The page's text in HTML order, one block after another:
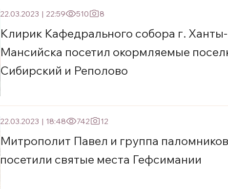
22.03.2023 | 22:59 510 8
Клирик Кафедрального собора г. Ханты-
Мансийска посетил окормляемые
Сибирский и Реполово
22.03.2023 | 18:48 742 12
Митрополит Павел и группа паломников
посетили святые места Гефсимании